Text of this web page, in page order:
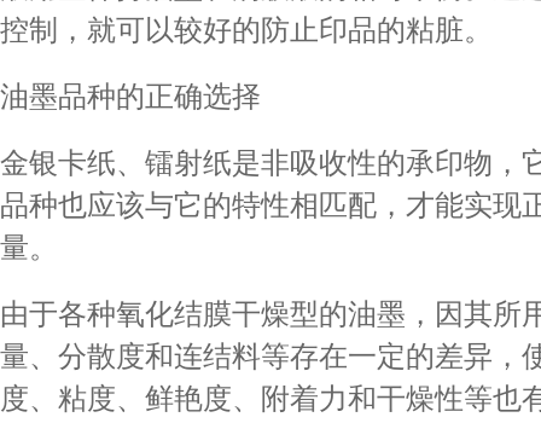
控制，就可以较好的防止印品的粘脏。
油墨品种的正确选择
金银卡纸、镭射纸是非吸收性的承印物，
品种也应该与它的特性相匹配，才能实现
量。
由于各种氧化结膜干燥型的油墨，因其所
量、分散度和连结料等存在一定的差异，
度、粘度、鲜艳度、附着力和干燥性等也